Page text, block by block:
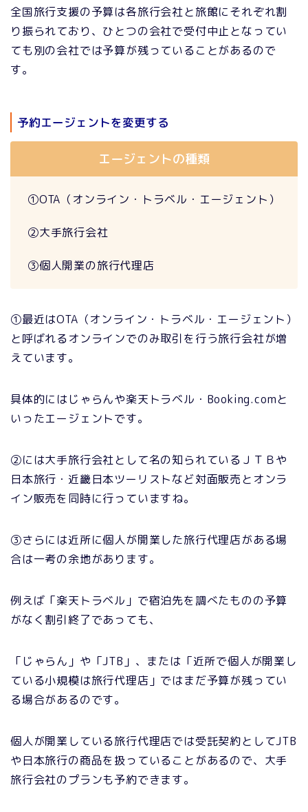
全国旅行支援の予算は各旅行会社と旅館にそれぞれ割
り振られており、ひとつの会社で受付中止となってい
ても別の会社では予算が残っていることがあるので
す。
予約エージェントを変更する
エージェントの種類
①OTA（オンライン・トラベル・エージェント）
②大手旅行会社
③個人開業の旅行代理店
①最近はOTA（オンライン・トラベル・エージェント）
と呼ばれるオンラインでのみ取引を行う旅行会社が増
えています。
具体的にはじゃらんや楽天トラベル・Booking.comと
いったエージェントです。
②には大手旅行会社として名の知られているＪＴＢや
日本旅行・近畿日本ツーリストなど対面販売とオンラ
イン販売を同時に行っていますね。
③さらには近所に個人が開業した旅行代理店がある場
合は一考の余地があります。
例えば「楽天トラベル」で宿泊先を調べたものの予算
がなく割引終了であっても、
「じゃらん」や「JTB」、または「近所で個人が開業し
ている小規模は旅行代理店」ではまだ予算が残ってい
る場合があるのです。
個人が開業している旅行代理店では受託契約としてJTB
や日本旅行の商品を扱っていることがあるので、大手
旅行会社のプランも予約できます。